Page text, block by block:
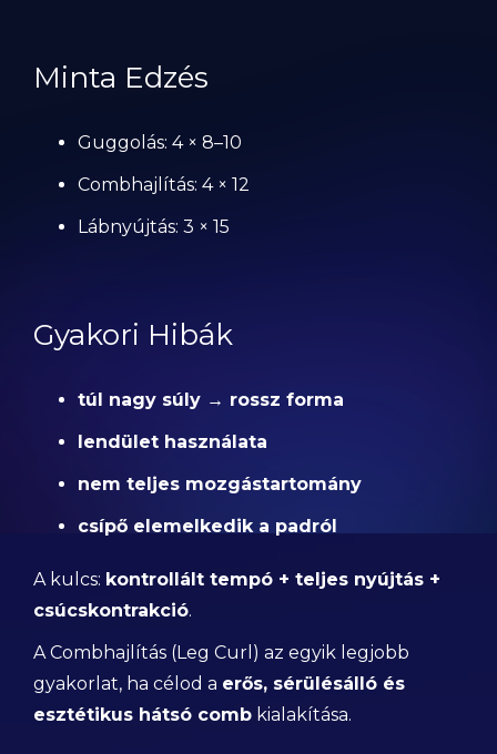
Minta Edzés
Guggolás: 4 × 8–10
Combhajlítás: 4 × 12
Lábnyújtás: 3 × 15
Gyakori Hibák
túl nagy súly → rossz forma
lendület használata
nem teljes mozgástartomány
csípő elemelkedik a padról
A kulcs: kontrollált tempó + teljes nyújtás +
csúcskontrakció.
A Combhajlítás (Leg Curl) az egyik legjobb
gyakorlat, ha célod a erős, sérülésálló és
esztétikus hátsó comb kialakítása.